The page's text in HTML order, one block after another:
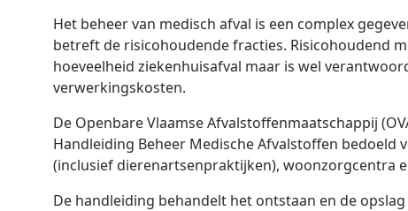
Het beheer van medisch afval is een complex
betreft de risicohoudende fracties. Risicohoudend
hoeveelheid ziekenhuisafval maar is wel
verwerkingskosten.
De Openbare Vlaamse Afvalstoffenmaatschappij
Handleiding Beheer Medische Afvalstoffen
(inclusief dierenartsenpraktijken), woonzorgcentra
De handleiding behandelt het ontstaan en de